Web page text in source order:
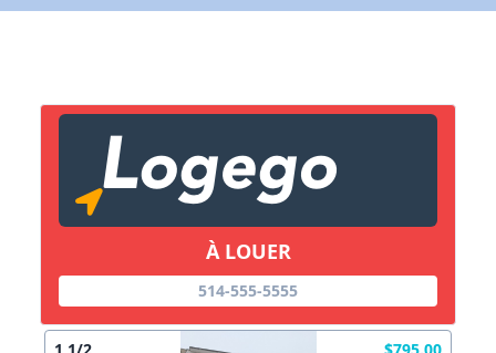
À LOUER
514-555-5555
Copier lien
X Fermer Envoyez